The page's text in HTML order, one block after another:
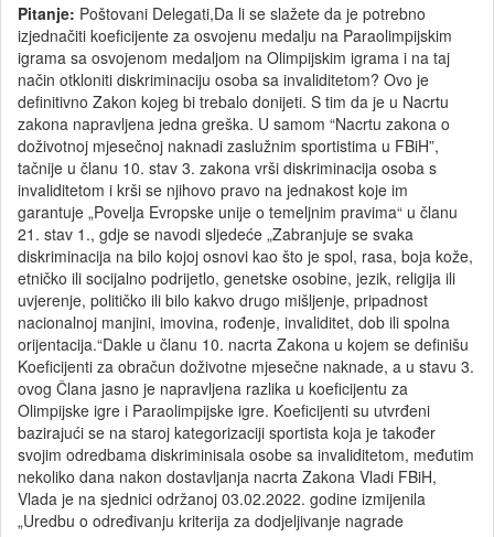
Pitanje: Poštovani Delegati,Da li se slažete da je potrebno
izjednačiti koeficijente za osvojenu medalju na Paraolimpijskim
igrama sa osvojenom medaljom na Olimpijskim igrama i na taj
način otkloniti diskriminaciju osoba sa invaliditetom? Ovo je
definitivno Zakon kojeg bi trebalo donijeti. S tim da je u Nacrtu
zakona napravljena jedna greška. U samom “Nacrtu zakona o
doživotnoj mjesečnoj naknadi zaslužnim sportistima u FBiH”,
tačnije u članu 10. stav 3. zakona vrši diskriminacija osoba s
invaliditetom i krši se njihovo pravo na jednakost koje im
garantuje „Povelja Evropske unije o temeljnim pravima“ u članu
21. stav 1., gdje se navodi sljedeće „Zabranjuje se svaka
diskriminacija na bilo kojoj osnovi kao što je spol, rasa, boja kože,
etničko ili socijalno podrijetlo, genetske osobine, jezik, religija ili
uvjerenje, političko ili bilo kakvo drugo mišljenje, pripadnost
nacionalnoj manjini, imovina, rođenje, invaliditet, dob ili spolna
orijentacija.“Dakle u članu 10. nacrta Zakona u kojem se definišu
Koeficijenti za obračun doživotne mjesečne naknade, a u stavu 3.
ovog Člana jasno je napravljena razlika u koeficijentu za
Olimpijske igre i Paraolimpijske igre. Koeficijenti su utvrđeni
bazirajući se na staroj kategorizaciji sportista koja je također
svojim odredbama diskriminisala osobe sa invaliditetom, međutim
nekoliko dana nakon dostavljanja nacrta Zakona Vladi FBiH,
Vlada je na sjednici održanoj 03.02.2022. godine izmijenila
„Uredbu o određivanju kriterija za dodjeljivanje nagrade